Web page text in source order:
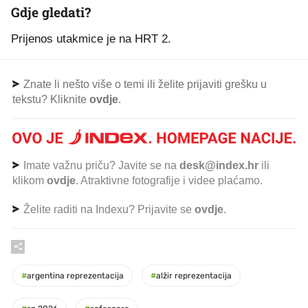
Gdje gledati?
Prijenos utakmice je na HRT 2.
Znate li nešto više o temi ili želite prijaviti grešku u
tekstu? Kliknite ovdje.
Imate važnu priču? Javite se na desk@index.hr ili
klikom ovdje. Atraktivne fotografije i videe plaćamo.
Želite raditi na Indexu? Prijavite se ovdje.
#argentina reprezentacija #alžir reprezentacija